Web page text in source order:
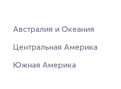
Австралия и Океания
Центральная Америка
Южная Америка